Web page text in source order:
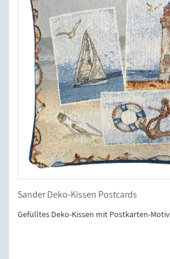
Sander Deko-Kissen Postcards
Gefülltes Deko-Kissen mit Postkarten-Motiv